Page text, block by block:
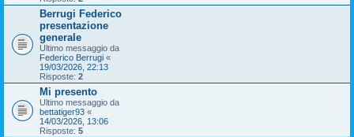
Berrugi Federico
presentazione
generale
Ultimo messaggio da
Federico Berrugi «
19/03/2026, 22:13
Risposte: 2
Mi presento
Ultimo messaggio da
bettatiger93 «
14/03/2026, 13:06
Risposte: 5